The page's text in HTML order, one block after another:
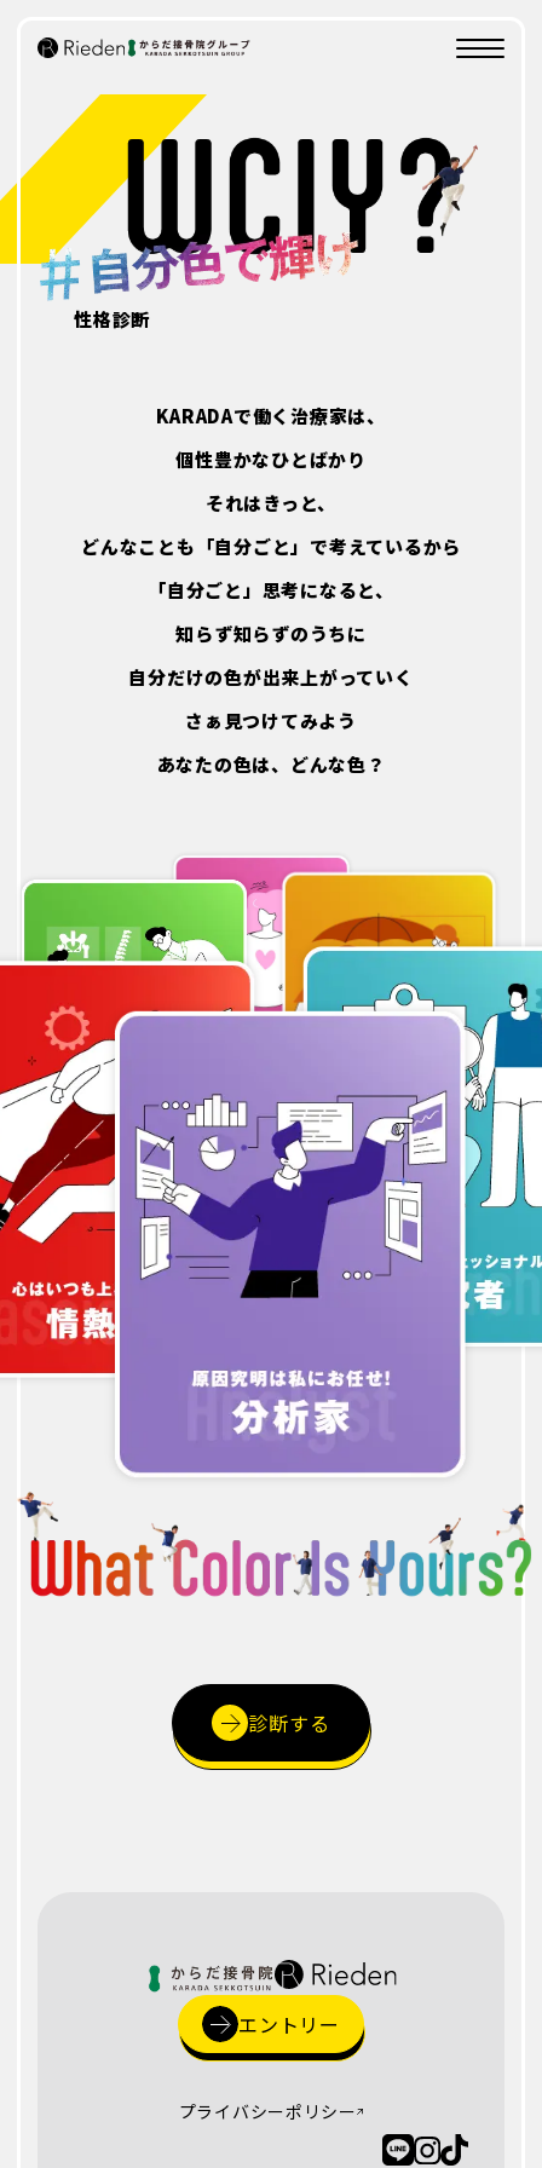
KARADA
創業の想い
会社概要
事業展開
動画でKARADAを知る
業務内容
研修制度/評価制度
トレーナー紹介/インタビュー
福利厚生/数字で知るKARADA
WELFARE/DATA
数字で知るKARADA
性格診断
WCIY?
院見学について
KARADA TOUR
エントリー方法
募集要項/エントリー
RECRUIT
新卒採用
アルバイト
幹部候補採用
お問い合わせ
CONTACT
性格診断
KARADAで働く治療家は、
個性豊かなひとばかり
それはきっと、
どんなことも「自分ごと」で考えているから
「自分ごと」思考になると、
知らず知らずのうちに
自分だけの色が出来上がっていく
さぁ見つけてみよう
あなたの色は、どんな色？
診断する
エントリー
プライバシーポリシー